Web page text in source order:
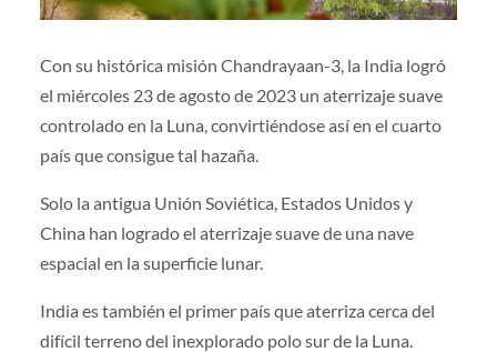
Con su histórica misión Chandrayaan-3, la India logró
el miércoles 23 de agosto de 2023 un aterrizaje suave
controlado en la Luna, convirtiéndose así en el cuarto
país que consigue tal hazaña.
Solo la antigua Unión Soviética, Estados Unidos y
China han logrado el aterrizaje suave de una nave
espacial en la superficie lunar.
India es también el primer país que aterriza cerca del
difícil terreno del inexplorado polo sur de la Luna.